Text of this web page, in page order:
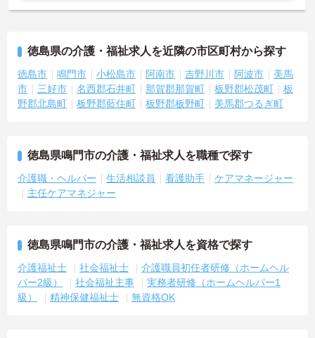
徳島県の介護・福祉求人を近隣の市区町村から探す
徳島市 鳴門市 小松島市 阿南市 吉野川市 阿波市
美馬
市
三好市 名西郡石井町 那賀郡那賀町 板野郡松茂町
板
野郡北島町
板野郡藍住町 板野郡板野町 美馬郡つるぎ町
徳島県鳴門市の介護・福祉求人を職種で探す
介護職・ヘルパー 生活相談員 看護助手
ケアマネージャー
主任ケアマネジャー
徳島県鳴門市の介護・福祉求人を資格で探す
介護福祉士 社会福祉士
介護職員初任者研修（ホームヘル
パー2級）
社会福祉主事
実務者研修（ホームヘルパー1
級）
精神保健福祉士 無資格OK